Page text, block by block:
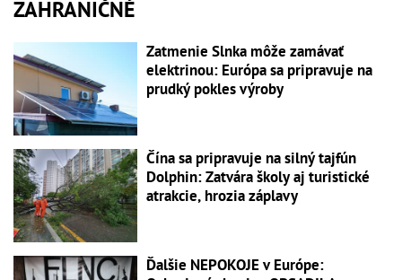
ZAHRANIČNÉ
Zatmenie Slnka môže zamávať
elektrinou: Európa sa pripravuje na
prudký pokles výroby
Čína sa pripravuje na silný tajfún
Dolphin: Zatvára školy aj turistické
atrakcie, hrozia záplavy
Ďalšie NEPOKOJE v Európe: